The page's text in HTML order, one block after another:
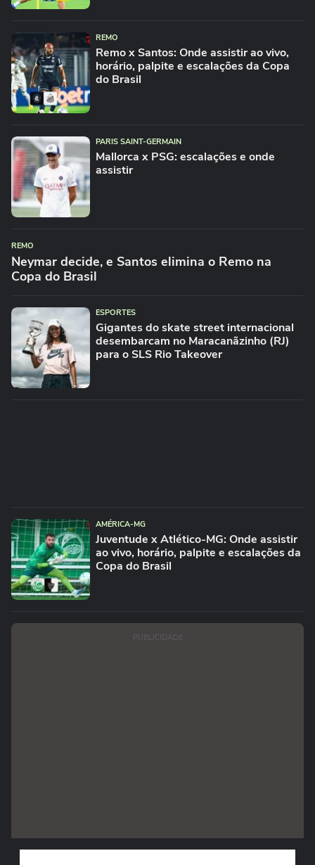
REMO
Remo x Santos: Onde assistir ao vivo,
horário, palpite e escalações da Copa
do Brasil
PARIS SAINT-GERMAIN
Mallorca x PSG: escalações e onde
assistir
REMO
Neymar decide, e Santos elimina o Remo na
Copa do Brasil
ESPORTES
Gigantes do skate street internacional
desembarcam no Maracanãzinho (RJ)
para o SLS Rio Takeover
AMÉRICA-MG
Juventude x Atlético-MG: Onde assistir
ao vivo, horário, palpite e escalações da
Copa do Brasil
PUBLICIDADE